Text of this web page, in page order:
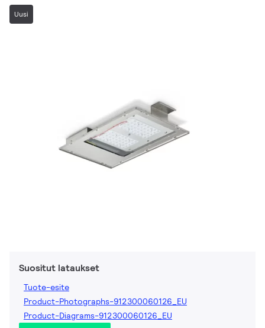
Uusi
Suositut lataukset
Tuote-esite
Product-Photographs-912300060126_EU
Product-Diagrams-912300060126_EU